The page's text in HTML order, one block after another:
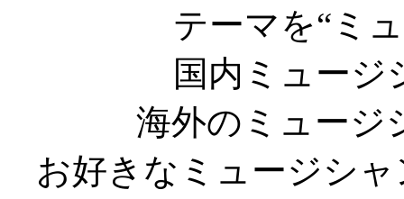
テーマを“ミ
国内ミュージ
海外のミュージ
お好きなミュージシ